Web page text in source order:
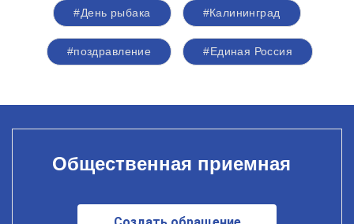
#День рыбака #Калининград
#поздравление #Единая Россия
Общественная приемная